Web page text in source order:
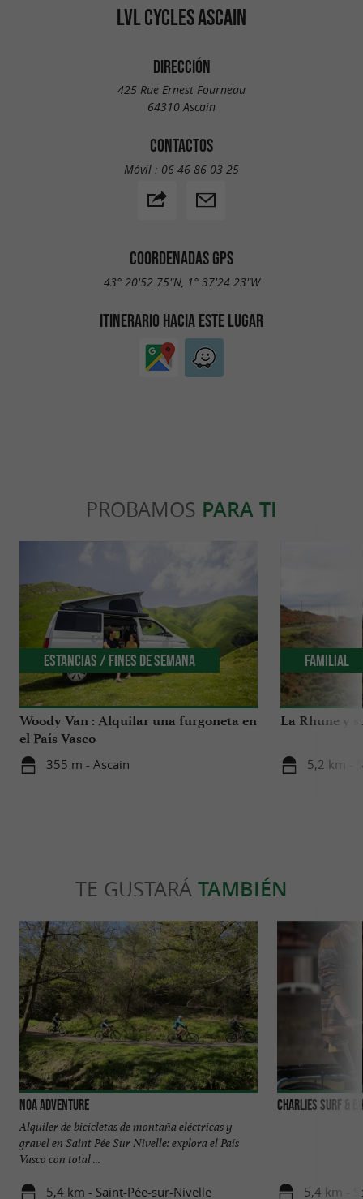
LVL CYCLES ASCAIN
DIRECCIÓN
425 Rue Ernest Fourneau
64310 Ascain
CONTACTOS
Móvil : 06 46 86 03 25
COORDENADAS GPS
43° 20'52.75"N, 1° 37'24.23"W
ITINERARIO HACIA ESTE LUGAR
PROBAMOS PARA TI
Woody Van : Alquilar una furgoneta en
el País Vasco
355 m - Ascain
Estancias / Fines de Semana
La Rhune y
5,2 km -
Familial
TE GUSTARÁ TAMBIÉN
NOA Adventure
Alquiler de bicicletas de montaña eléctricas y
gravel en Saint Pée Sur Nivelle: explora el País
Vasco con total ...
5,4 km - Saint-Pée-sur-Nivelle
Charlies surf &
5,4 km -